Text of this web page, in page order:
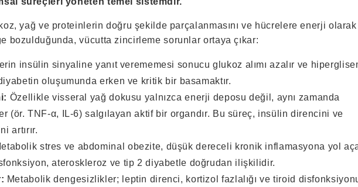
yağ ve proteinlerin doğru şekilde parçalanmasını ve hücrelere enerji olarak
bozulduğunda, vücutta zincirleme sorunlar ortaya çıkar:
insülin sinyaline yanıt verememesi sonucu glukoz alımı azalır ve
oluşumunda erken ve kritik bir basamaktır.
Özellikle visseral yağ dokusu yalnızca enerji deposu değil, aynı zamanda
(ör. TNF-α, IL-6) salgılayan aktif bir organdır. Bu süreç, insülin direncini ve
artırır.
stres ve abdominal obezite, düşük dereceli kronik inflamasyona yol
ateroskleroz ve tip 2 diyabetle doğrudan ilişkilidir.
Metabolik dengesizlikler; leptin direnci, kortizol fazlalığı ve tiroid